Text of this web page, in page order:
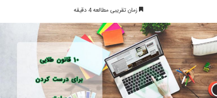
زمان تقریبی مطالعه 4 دقیقه